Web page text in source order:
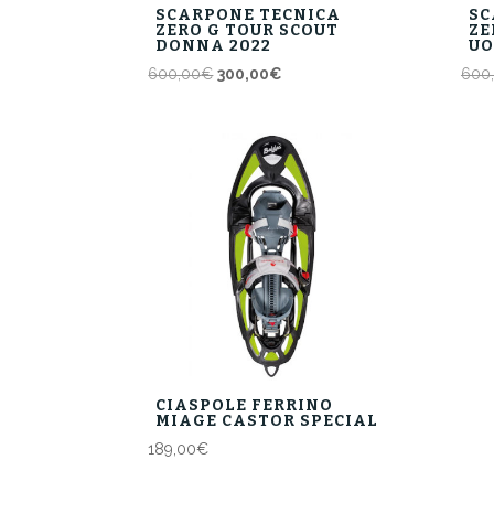
SCARPONE TECNICA
ZERO G TOUR SCOUT
DONNA 2022
600,00€ Il
600,00€.
300,00€
è:
300,00€.
CIASPOLE FERRINO
MIAGE CASTOR SPECIAL
189,00€